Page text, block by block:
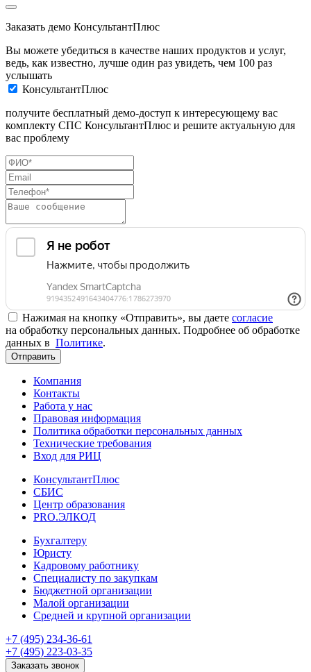
Заказать демо КонсультантПлюс
Вы можете убедиться в качестве наших продуктов и услуг,
ведь, как известно, лучше один раз увидеть, чем 100 раз
услышать
КонсультантПлюс
получите бесплатный демо-доступ к интересующему вас
комплекту СПС КонсультантПлюс и решите актуальную для
вас проблему
Нажимая на кнопку «Отправить», вы даете согласие
на обработку персональных данных. Подробнее об обработке
данных в Политике.
Отправить
Компания
Контакты
Работа у нас
Правовая информация
Политика обработки персональных данных
Технические требования
Вход для РИЦ
КонсультантПлюс
СБИС
Центр образования
PRO.ЭЛКОД
Бухгалтеру
Юристу
Кадровому работнику
Специалисту по закупкам
Бюджетной организации
Малой организации
Средней и крупной организации
+7 (495) 234-36-61
+7 (495) 223-03-35
Заказать звонок